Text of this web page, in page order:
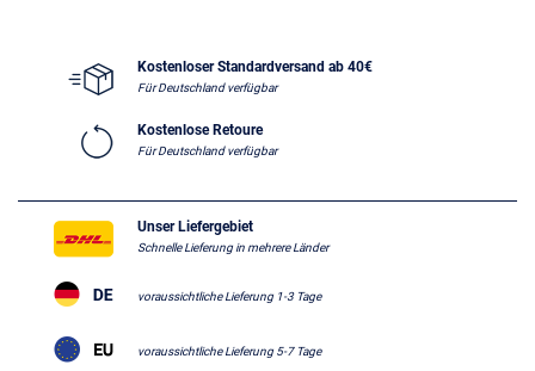
Kostenloser Standardversand ab 40€
Für Deutschland verfügbar
Kostenlose Retoure
Für Deutschland verfügbar
Unser Liefergebiet
Schnelle Lieferung in mehrere Länder
voraussichtliche Lieferung 1-3 Tage
voraussichtliche Lieferung 5-7 Tage